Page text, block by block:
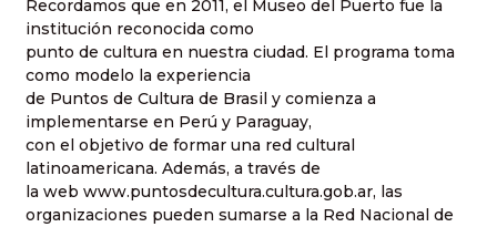
Recordamos que en 2011, el Museo del Puerto fue la
institución reconocida como
punto de cultura en nuestra ciudad. El programa toma
como modelo la experiencia
de Puntos de Cultura de Brasil y comienza a
implementarse en Perú y Paraguay,
con el objetivo de formar una red cultural
latinoamericana. Además, a través de
la web www.puntosdecultura.cultura.gob.ar, las
organizaciones pueden sumarse a la Red Nacional de